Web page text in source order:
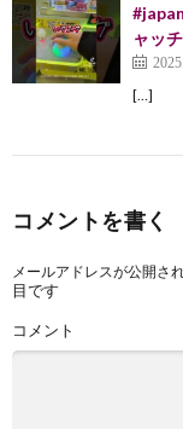
ャッ
[…]
コメントを書く
メールアドレスが公開さ
目です
コメント